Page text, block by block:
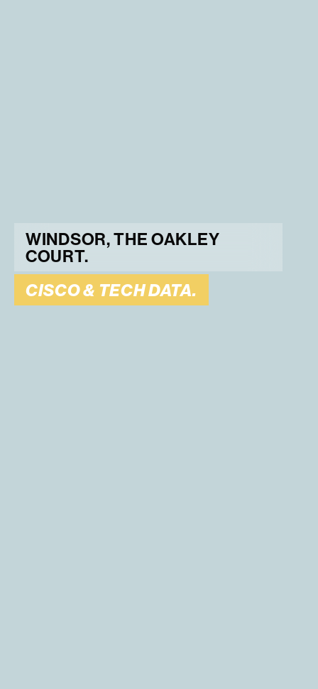
WINDSOR, THE OAKLEY
COURT.
CISCO & TECH DATA.